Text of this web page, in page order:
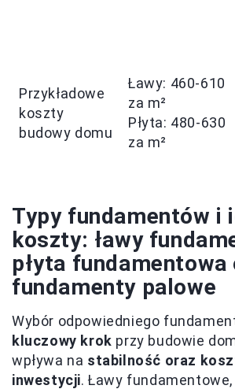
Przykładowe
koszty
budowy domu
Ławy: 460-610
za m²
Płyta: 480-630
za m²
Typy fundamentów i
koszty: ławy
płyta fundamentowa
fundamenty palowe
Wybór odpowiedniego
kluczowy krok przy budowie
wpływa na stabilność oraz
inwestycji. Ławy